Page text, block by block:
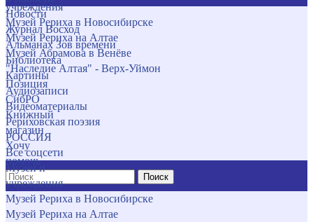
учреждения
Музей Рериха в Новосибирске
Музей Рериха на Алтае
Музей Абрамова в Венёве
"Наследие Алтая" - Верх-Уймон
Позиция
СибРО
Книжный
магазин
Хочу
помочь
Поиск
Новости
Журнал Восход
Альманах Зов времени
Библиотека
Картины
Аудиозаписи
Видеоматериалы
Рериховская поэзия
РОССИЯ
Все соцсети
Музеи и
учреждения
Музей Рериха в Новосибирске
Музей Рериха на Алтае